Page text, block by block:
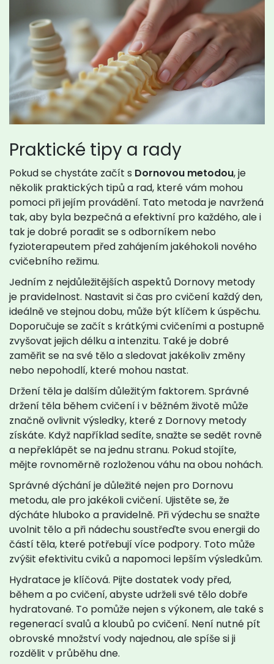
Praktické tipy a rady
Pokud se chystáte začít s Dornovou metodou, je
několik praktických tipů a rad, které vám mohou
pomoci při jejím provádění. Tato metoda je navržená
tak, aby byla bezpečná a efektivní pro každého, ale i
tak je dobré poradit se s odborníkem nebo
fyzioterapeutem před zahájením jakéhokoli nového
cvičebního režimu.
Jedním z nejdůležitějších aspektů Dornovy metody
je pravidelnost. Nastavit si čas pro cvičení každý den,
ideálně ve stejnou dobu, může být klíčem k úspěchu.
Doporučuje se začít s krátkými cvičeními a postupně
zvyšovat jejich délku a intenzitu. Také je dobré
zaměřit se na své tělo a sledovat jakékoliv změny
nebo nepohodlí, které mohou nastat.
Držení těla je dalším důležitým faktorem. Správné
držení těla během cvičení i v běžném životě může
značně ovlivnit výsledky, které z Dornovy metody
získáte. Když například sedíte, snažte se sedět rovně
a nepřeklápět se na jednu stranu. Pokud stojíte,
mějte rovnoměrně rozloženou váhu na obou nohách.
Správné dýchání je důležité nejen pro Dornovu
metodu, ale pro jakékoli cvičení. Ujistěte se, že
dýcháte hluboko a pravidelně. Při výdechu se snažte
uvolnit tělo a při nádechu soustřeďte svou energii do
částí těla, které potřebují více podpory. Toto může
zvýšit efektivitu cviků a napomoci lepším výsledkům.
Hydratace je klíčová. Pijte dostatek vody před,
během a po cvičení, abyste udrželi své tělo dobře
hydratované. To pomůže nejen s výkonem, ale také s
regenerací svalů a kloubů po cvičení. Není nutné pít
obrovské množství vody najednou, ale spíše si ji
rozdělit v průběhu dne.